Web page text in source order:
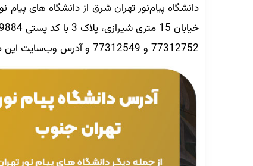
دانشگاه پیام‌نور تهران شرق از دانشگاه های پیام
77312752 و 77312549 و آدرس وب‌سایت این دانشگاه